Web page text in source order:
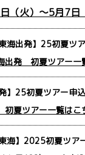
（火）～5月7日
海出発】25初夏ツ
出発 初夏ツアー一
】25初夏ツアー申
夏ツアー一覧はこ
東海】2025初夏ツア